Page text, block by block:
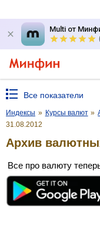
Multi от
Все показатели
Индексы » Курсы валют »
31.08.2012
Архив
Все про валюту